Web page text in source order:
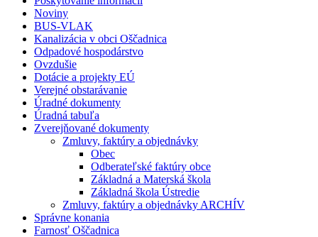
Noviny
BUS-VLAK
Kanalizácia v obci Oščadnica
Odpadové hospodárstvo
Ovzdušie
Dotácie a projekty EÚ
Verejné obstarávanie
Úradné dokumenty
Úradná tabuľa
Zverejňované dokumenty
Zmluvy, faktúry a objednávky
Obec
Odberateľské faktúry obce
Základná a Materská škola
Základná škola Ústredie
Zmluvy, faktúry a objednávky ARCHÍV
Správne konania
Farnosť Oščadnica